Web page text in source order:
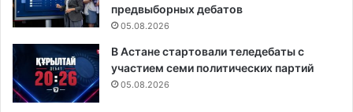
предвыборных дебатов
05.08.2026
В Астане стартовали теледебаты с
участием семи политических партий
05.08.2026